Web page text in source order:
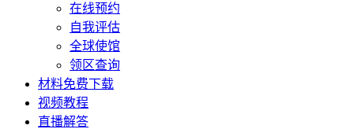
在线预约
自我评估
全球使馆
领区查询
材料免费下载
视频教程
直播解答